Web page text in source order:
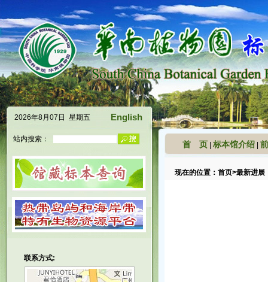
2026年8月07日 星期五 English
站内搜索：
联系方式:
首 页 标本馆介绍
现在的位置： 首页>最新进展